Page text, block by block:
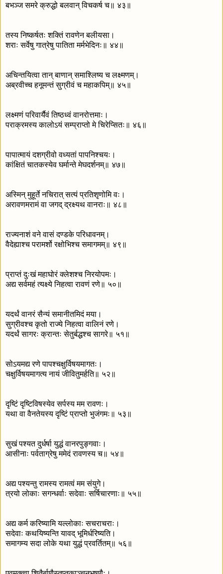
बभञ्ज समरे क्रुद्धो बलवान् विचकर्ष च॥ ४३॥
तस्य निष्कर्षतः शक्तिं रावणेन बलीयसा।
शराः सर्वेषु गात्रेषु पातिता मर्मभेदिनः॥ ४४॥
अचिन्तयित्वा तान् बाणान् समाश्लिष्य च लक्ष्मणम्।
अब्रवीच्च हनूमन्तं सुग्रीवं च महाकपिम्॥ ४५॥
लक्ष्मणं परिवार्यैवं तिष्ठध्वं वानरोत्तमाः।
पराक्रमस्य कालोऽयं सम्प्राप्तो मे चिरेप्सितः॥ ४६॥
पापात्मायं दशग्रीवो वध्यतां पापनिश्चयः।
कांक्षितं चातकस्येव घर्मान्ते मेघदर्शनम्॥ ४७॥
अस्मिन् मुहूर्ते नचिरात् सत्यं प्रतिशृणोमि वः।
अरावणमरामं वा जगद् द्रक्ष्यथ वानराः॥ ४८॥
राज्यनाशं वने वासं दण्डके परिधावनम्।
वैदेह्याश्च परामर्शो रक्षोभिश्च समागमम्॥ ४९॥
प्राप्तं दुःखं महाघोरं क्लेशश्च निरयोपमः।
अद्य सर्वमहं त्यक्ष्ये निहत्वा रावणं रणे॥ ५०॥
यदर्थं वानरं सैन्यं समानीतमिदं मया।
सुग्रीवश्च कृतो राज्ये निहत्वा वालिनं रणे।
यदर्थं सागरः क्रान्तः सेतुर्बद्धश्च सागरे॥ ५१॥
सोऽयमद्य रणे पापश्चक्षुर्विषयमागतः।
चक्षुर्विषयमागत्य नायं जीवितुमर्हति॥ ५२॥
दृष्टिं दृष्टिविषस्येव सर्पस्य मम रावणः।
यथा वा वैनतेयस्य दृष्टिं प्राप्तो भुजंगमः॥ ५३॥
सुखं पश्यत दुर्धर्षा युद्धं वानरपुङ्गवाः।
आसीनाः पर्वताग्रेषु ममेदं रावणस्य च॥ ५४॥
अद्य पश्यन्तु रामस्य रामत्वं मम संयुगे।
त्रयो लोकाः सगन्धर्वाः सदेवाः सर्षिचारणाः॥ ५५॥
अद्य कर्म करिष्यामि यल्लोकाः सचराचराः।
सदेवाः कथयिष्यन्ति यावद् भूमिर्धरिष्यति।
समागम्य सदा लोके यथा युद्धं प्रवर्तितम्॥ ५६॥